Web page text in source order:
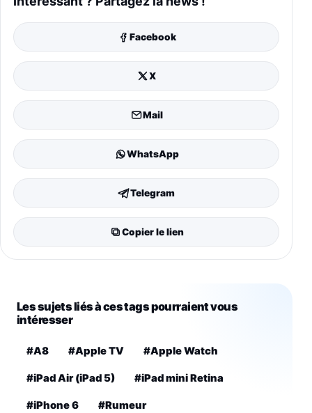
Facebook
X
Mail
WhatsApp
Telegram
Copier le lien
Les sujets liés à ces tags pourraient vous
intéresser
#A8 #Apple TV #Apple Watch
#iPad Air (iPad 5) #iPad mini Retina
#iPhone 6 #Rumeur